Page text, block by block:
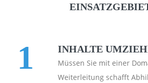
1 INHALTE
Müssen Sie mit einer
Weiterleitung schafft